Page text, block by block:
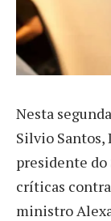
Nesta
Silvio Santos,
presidente do
críticas
ministro